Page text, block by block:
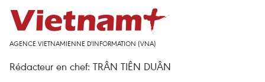
AGENCE VIETNAMIENNE D'INFORMATION (VNA)
Rédacteur en chef: TRÂN TIÊN DUÂN